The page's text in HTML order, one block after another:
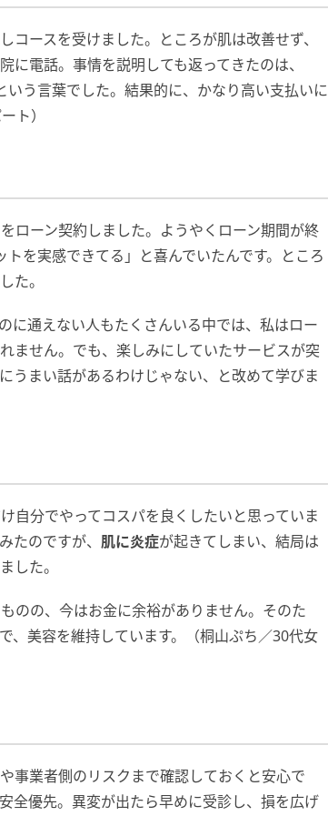
コースを受けました。ところが肌は改善せず、
電話。事情を説明しても返ってきたのは、
いう言葉でした。結果的に、かなり高い支払いに
ト）
ローン契約しました。ようやくローン期間が終
を実感できてる」と喜んでいたんです。ところ
た。
に通えない人もたくさんいる中では、私はロー
ません。でも、楽しみにしていたサービスが突
うまい話があるわけじゃない、と改めて学びま
自分でやってコスパを良くしたいと思っていま
たのですが、 肌に炎症が起きてしまい、結局は
した。
のの、今はお金に余裕がありません。そのた
、美容を維持しています。（桐山ぷち／30代女
事業者側のリスクまで確認しておくと安心で
全優先。異変が出たら早めに受診し、損を広げ